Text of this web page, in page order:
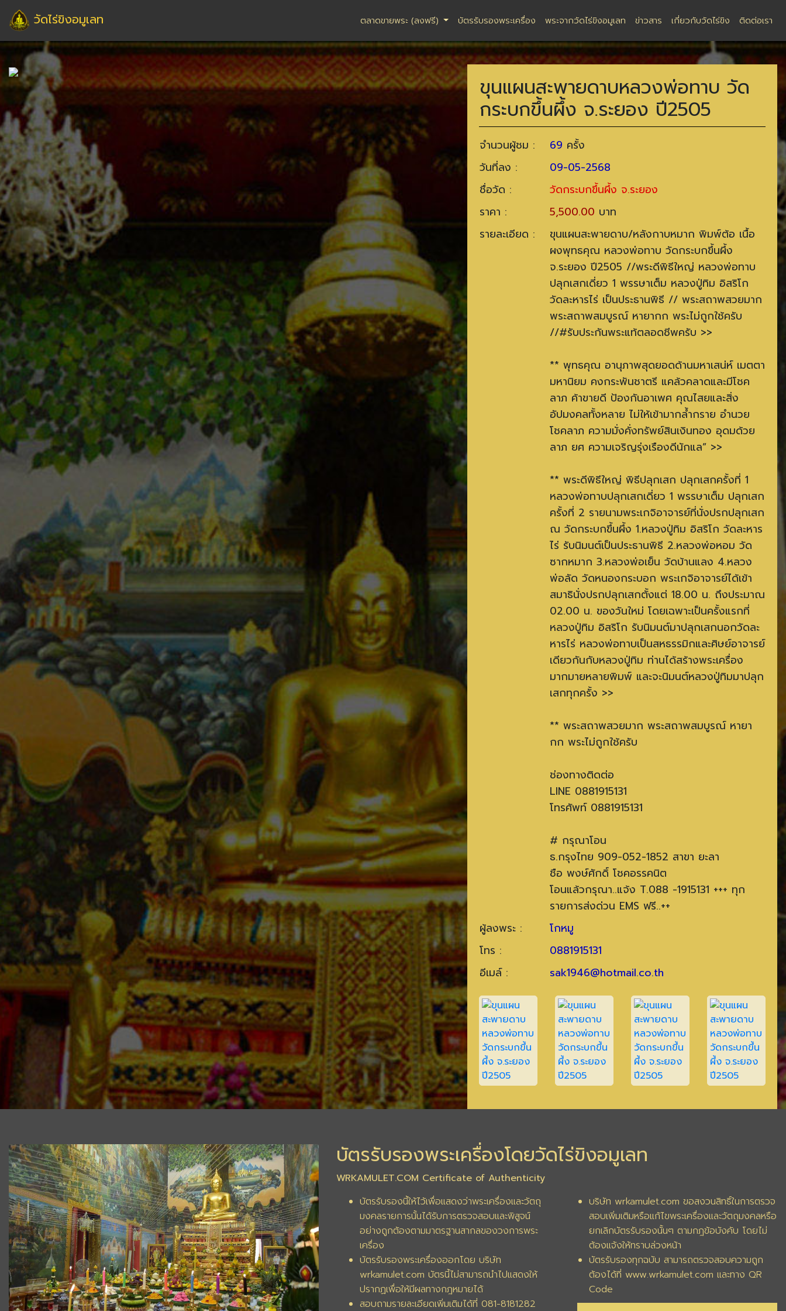
วัดไร่ขิงอมูเลท ตลาดขายพระ (ลงฟรี) บัตรรับรองพระเครื่อง พระจากวัดไร่ขิงอมูเลท ข่าวสาร เกี่ยวกับวัดไร่ขิง ติดต่อเรา
ขุนแผนสะพายดาบหลวงพ่อทาบ วัด
กระบกขึ้นผึ้ง จ.ระยอง ปี2505
จำนวนผู้ชม : 69 ครั้ง
วันที่ลง :
09-05-2568
ชื่อวัด :
วัดกระบกขึ้นผึ้ง จ.ระยอง
ราคา :
5,500.00 บาท
รายละเอียด :
ขุนแผนสะพายดาบ/หลังกาบหมาก พิมพ์ต้อ เนื้อ
ผงพุทธคุณ หลวงพ่อทาบ วัดกระบกขึ้นผึ้ง
จ.ระยอง ปี2505 //พระดีพิธีใหญ่ หลวงพ่อทาบ
ปลุกเสกเดี่ยว 1 พรรษาเต็ม หลวงปู่ทิม อิสริโก
วัดละหารไร่ เป็นประธานพิธี // พระสถาพสวยมาก
พระสถาพสมบูรณ์ หายากก พระไม่ถูกใช้ครับ
//#รับประกันพระแท้ตลอดชีพครับ >>
** พุทธคุณ อานุภาพสุดยอดด้านมหาเสน่ห์ เมตตา
มหานิยม คงกระพันชาตรี แคล้วคลาดและมีโชค
ลาภ ค้าขายดี ป้องกันอาเพศ คุณไสยและสิ่ง
อัปมงคลทั้งหลาย ไม่ให้เข้ามากล้ำกราย อำนวย
โชคลาภ ความมั่งคั่งทรัพย์สินเงินทอง อุดมด้วย
ลาภ ยศ ความเจริญรุ่งเรืองดีนักแล” >>
** พระดีพิธีใหญ่ พิธีปลุกเสก ปลุกเสกครั้งที่ 1
หลวงพ่อทาบปลุกเสกเดี่ยว 1 พรรษาเต็ม ปลุกเสก
ครั้งที่ 2 รายนามพระเกจิอาจารย์ที่นั่งปรกปลุกเสก
ณ วัดกระบกขึ้นผึ้ง 1.หลวงปู่ทิม อิสริโก วัดละหาร
ไร่ รับนิมนต์เป็นประธานพิธี 2.หลวงพ่อหอม วัด
ซากหมาก 3.หลวงพ่อเย็น วัดบ้านแลง 4.หลวง
พ่อลัด วัดหนองกระบอก พระเกจิอาจารย์ได้เข้า
สมาธินั่งปรกปลุกเสกตั้งแต่ 18.00 น. ถึงประมาณ
02.00 น. ของวันใหม่ โดยเฉพาะเป็นครั้งแรกที่
หลวงปู่ทิม อิสริโก รับนิมนต์มาปลุกเสกนอกวัดละ
หารไร่ หลวงพ่อทาบเป็นสหธรรมิกและศิษย์อาจารย์
เดียวกันกับหลวงปู่ทิม ท่านได้สร้างพระเครื่อง
มากมายหลายพิมพ์ และจะนิมนต์หลวงปู่ทิมมาปลุก
เสกทุกครั้ง >>
** พระสถาพสวยมาก พระสถาพสมบูรณ์ หายา
กก พระไม่ถูกใช้ครับ
ช่องทางติดต่อ
LINE 0881915131
โทรศัพท์ 0881915131
# กรุณาโอน
ธ.กรุงไทย 909-052-1852 สาขา ยะลา
ชือ พงษ์ศักดิ์ โชคอรรคนิต
โอนแล้วกรุณา..แจ้ง T.088 -1915131 +++ ทุก
รายการส่งด่วน EMS ฟรี..++
ผู้ลงพระ :
โกหมู
โทร :
0881915131
อีเมล์ :
sak1946@hotmail.co.th
บัตรรับรองพระเครื่องโดยวัดไร่ขิงอมูเลท
WRKAMULET.COM Certificate of Authenticity
บัตรรับรองนี้ให้ไว้เพื่อแสดงว่าพระเครื่องและวัตถุ
มงคลรายการนั้นได้รับการตรวจสอบและพิสูจน์
อย่างถูกต้องตามมาตรฐานสากลของวงการพระ
เครื่อง
บัตรรับรองพระเครื่องออกโดย บริษัท
wrkamulet.com บัตรนี้ไม่สามารถนำไปแสดงให้
ปรากฏเพื่อให้มีผลทางกฎหมายได้
สอบถามรายละเอียดเพิ่มเติมได้ที่ 081-8181282
บริษัท wrkamulet.com ขอสงวนสิทธิ์ในการตรวจ
สอบเพิ่มเติมหรือแก้ไขพระเครื่องและวัตถุมงคลหรือ
ยกเลิกบัตรรับรองนั้นๆ ตามกฎข้อบังคับ โดยไม่
ต้องแจ้งให้ทราบล่วงหน้า
บัตรรับรองทุกฉบับ สามารถตรวจสอบความถูก
ต้องได้ที่ www.wrkamulet.com และทาง QR
Code